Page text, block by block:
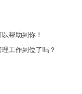
帮助到你！
工作到位了吗？